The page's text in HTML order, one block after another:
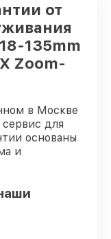
от
135mm
Zoom-
в Москве
для
основаны
и